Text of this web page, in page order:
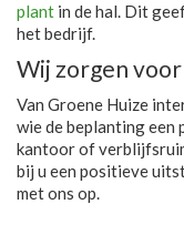
plant in de hal. Dit
het bedrijf.
Wij zorgen
Van Groene Huize
wie de beplanting
kantoor of
bij u een positieve
met ons op.